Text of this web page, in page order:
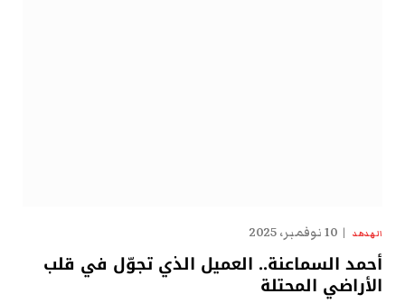
الهدهد 10 نوفمبر، 2025
أحمد السماعنة.. العميل الذي تجوّل في قلب
الأراضي المحتلة